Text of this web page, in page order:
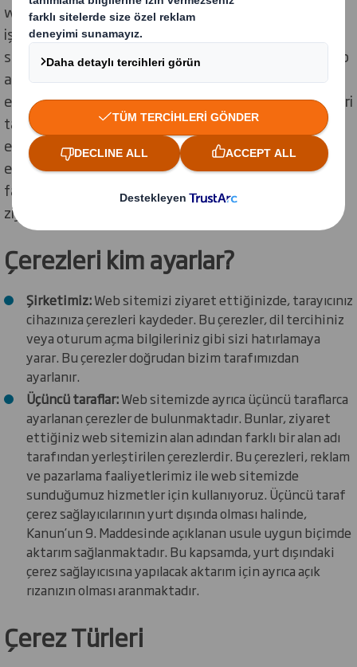
web işaretçileri (web beacons) kullanabiliriz. Web
işaretçileri; çerezleri iletmek, ziyaretleri saymak, web
sitelerimizin kullanımını anlamak ve bir e‑postanın açılıp
açılmadığını veya işlem yapılıp yapılmadığını tespit
etmek için kullanılabilen elektronik görsellerdir. Çerezleri
tarayıcı ayarlarınızdan dilediğiniz zaman silebilir veya
engelleyebilirsiniz. Çerezler hakkında daha genel bilgi
edinmek, oturum çerezleri ile kalıcı çerezler arasındaki
farkı öğrenmek içinwww.allaboutcookies.org
ziyaret edebilirsiniz.
Çerezleri kim ayarlar?
Şirketimiz:Web sitemizi ziyaret ettiğinizde, tarayıcınız
cihazınıza çerezleri kaydeder. Bu çerezler, dil tercihiniz
veya oturum açma bilgileriniz gibi sizi hatırlamaya
yarar. Bu çerezler doğrudan bizim tarafımızdan
ayarlanır.
Üçüncü taraflar:Web sitemizde ayrıca üçüncü taraflarca
ayarlanan çerezler de bulunmaktadır. Bunlar, ziyaret
ettiğiniz web sitemizin alan adından farklı bir alan adı
tarafından yerleştirilen çerezlerdir. Bu çerezleri, reklam
ve pazarlama faaliyetlerimiz ile web sitemizde
sunduğumuz hizmetler için kullanıyoruz. Üçüncü taraf
çerez sağlayıcılarının yurt dışında olması halinde,
Kanun’un 9. Maddesinde açıklanan usule uygun biçimde
aktarım sağlanmaktadır. Bu kapsamda, yurt dışındaki
çerez sağlayıcısına yapılacak aktarım için ayrıca açık
rızanızın olması aranmaktadır.
Çerez Türleri